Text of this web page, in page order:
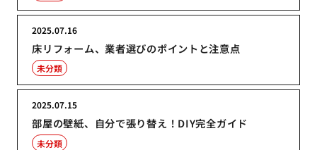
床リフォーム、業者選びのポイントと注意点
2025.07.16
未分類
部屋の壁紙、自分で張り替え！DIY完全ガイド
2025.07.15
未分類